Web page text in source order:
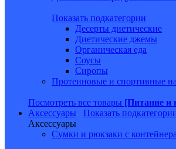
Показать подкатегории
Десерты диетические
Диетические джемы
Органическая еда
Соусы
Сиропы
Протеиновые и спортивные
Посмотреть все товары [Питание и
Аксессуары
Показать
Аксессуары
Сумки и рюкзаки с